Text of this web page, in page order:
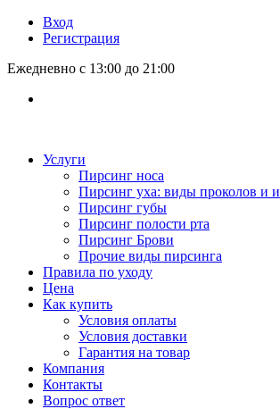
Вход
Регистрация
Ежедневно с 13:00 до 21:00
Услуги
Пирсинг носа
Пирсинг уха: виды проколов и
Пирсинг губы
Пирсинг полости рта
Пирсинг Брови
Прочие виды пирсинга
Правила по уходу
Цена
Как купить
Условия оплаты
Условия доставки
Гарантия на товар
Компания
Контакты
Вопрос ответ